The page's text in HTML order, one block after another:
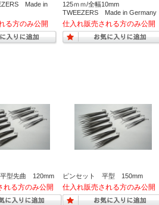
Made in
125ｍｍ/全幅10mm
TWEEZERS Made in Germany
型先曲 120mm ピンセット 平型 150mm